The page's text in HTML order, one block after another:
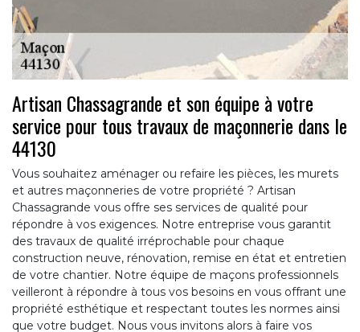
Artisan Chassagrande et son équipe à votre
service pour tous travaux de maçonnerie dans le
44130
Vous souhaitez aménager ou refaire les pièces, les murets
et autres maçonneries de votre propriété ? Artisan
Chassagrande vous offre ses services de qualité pour
répondre à vos exigences. Notre entreprise vous garantit
des travaux de qualité irréprochable pour chaque
construction neuve, rénovation, remise en état et entretien
de votre chantier. Notre équipe de maçons professionnels
veilleront à répondre à tous vos besoins en vous offrant une
propriété esthétique et respectant toutes les normes ainsi
que votre budget. Nous vous invitons alors à faire vos